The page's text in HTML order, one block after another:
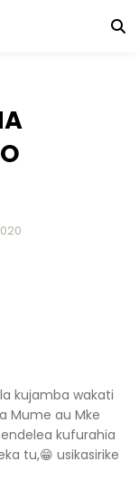
kujamba wakati
Mume au Mke
kufurahia
tu,😁 usikasirike